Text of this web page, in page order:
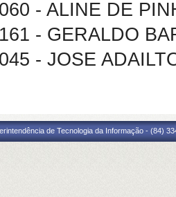
- ALINE DE
- GERALDO
- JOSE
de Tecnologia da Informação - (84)